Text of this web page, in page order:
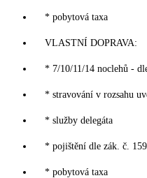
* pobytová taxa
VLASTNÍ DOPRAVA:
* 7/10/11/14 noclehů -
* stravování v rozsahu
* služby delegáta
* pojištění dle zák. č.
* pobytová taxa